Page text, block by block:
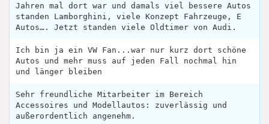
Jahren mal dort war und damals viel bessere Autos
standen Lamborghini, viele Konzept Fahrzeuge, E
Autos…. Jetzt standen viele Oldtimer von Audi.
Ich bin ja ein VW Fan...war nur kurz dort schöne
Autos und mehr muss auf jeden Fall nochmal hin
und länger bleiben
Sehr freundliche Mitarbeiter im Bereich
Accessoires und Modellautos: zuverlässig und
außerordentlich angenehm.